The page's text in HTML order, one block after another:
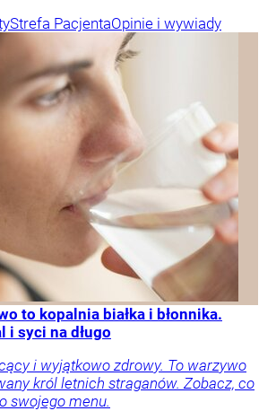
Strefa PacjentaOpinie i wywiady
to kopalnia białka i błonnika.
i syci na długo
i wyjątkowo zdrowy. To warzywo
król letnich straganów. Zobacz, co
swojego menu.